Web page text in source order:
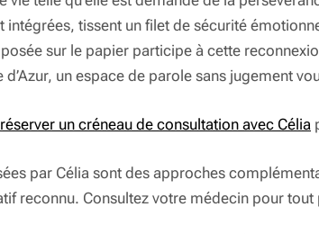
tissent un filet de sécurité
sur le papier participe à cette
un espace de parole sans jugement
réserver un créneau de consultation avec Célia
par Célia sont des approches
reconnu. Consultez votre médecin pour tout